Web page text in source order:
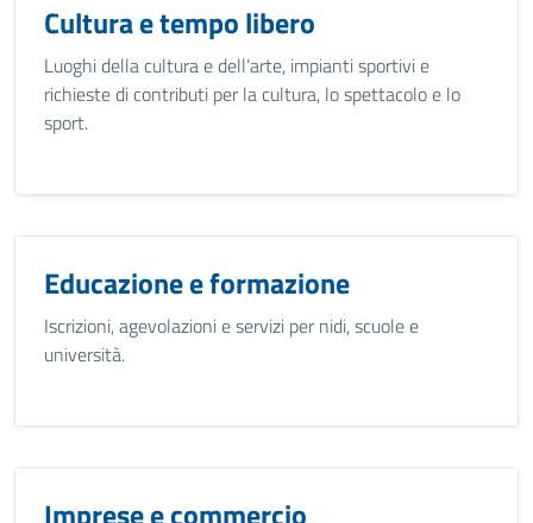
Cultura e tempo libero
Luoghi della cultura e dell’arte, impianti sportivi e
richieste di contributi per la cultura, lo spettacolo e lo
sport.
Educazione e formazione
Iscrizioni, agevolazioni e servizi per nidi, scuole e
università.